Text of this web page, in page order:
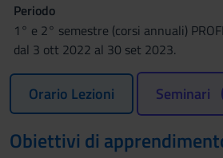
Periodo
1° e 2° semestre (corsi annuali)
dal 3 ott 2022 al 30 set 2023.
Orario Lezioni Seminari
Obiettivi di